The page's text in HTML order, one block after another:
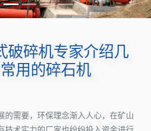
破碎机专家介绍几
用的碎石机
的需要，环保理念渐入人心，在矿山